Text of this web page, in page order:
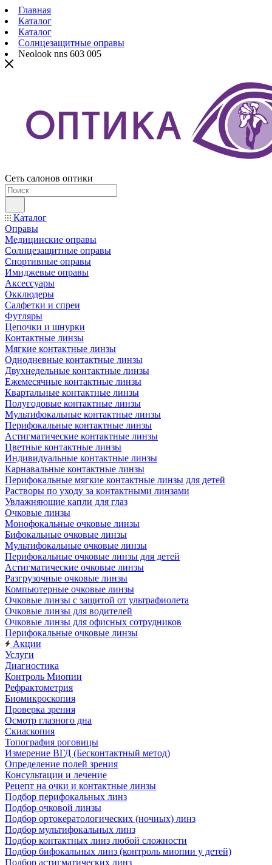
Главная
Каталог
Каталог
Солнцезащитные оправы
Neolook nns 603 005
Сеть салонов оптики
Каталог
Оправы
Медицинские оправы
Солнцезащитные оправы
Спортивные оправы
Имиджевые оправы
Аксессуары
Окклюдеры
Салфетки и спреи
Футляры
Цепочки и шнурки
Контактные линзы
Мягкие контактные линзы
Однодневные контактные линзы
Двухнедельные контактные линзы
Ежемесячные контактные линзы
Квартальные контактные линзы
Полугодовые контактные линзы
Мультифокальные контактные линзы
Перифокальные контактные линзы
Астигматические контактные линзы
Цветные контактные линзы
Индивидуальные контактные линзы
Карнавальные контактные линзы
Перифокальные мягкие контактные линзы для детей
Растворы по уходу за контактными линзами
Увлажняющие капли для глаз
Очковые линзы
Монофокальные очковые линзы
Бифокальные очковые линзы
Мультифокальные очковые линзы
Перифокальные очковые линзы для детей
Астигматические очковые линзы
Разгрузочные очковые линзы
Компьютерные очковые линзы
Очковые линзы с защитой от ультрафиолета
Очковые линзы для водителей
Очковые линзы для офисных сотрудников
Перифокальные очковые линзы
Акции
Услуги
Диагностика
Контроль Миопии
Рефрактометрия
Биомикроскопия
Проверка зрения
Осмотр глазного дна
Скиаскопия
Топография роговицы
Измерение ВГД (Бесконтактный метод)
Определение полей зрения
Консультации и лечение
Рецепт на очки и контактные линзы
Подбор перифокальных линз
Подбор очковой линзы
Подбор ортокератологических (ночных) линз
Подбор мультифокальных линз
Подбор контактных линз любой сложности
Подбор бифокальных линз (контроль миопии у детей)
Подбор астигматических линз